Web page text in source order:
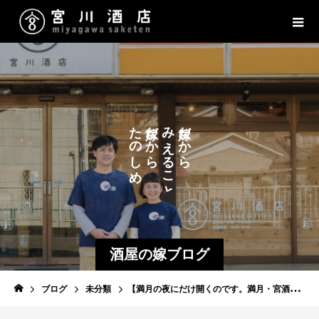
酒屋の嫁ブログ
だ
か
ら
え
る
こ
と
だ
か
ら
た
の
し
め
る
こ
と
ブログ 未分類 【満月の夜にだけ開くのです。満月・宮酒ワインバー】７月２３日(火)です。